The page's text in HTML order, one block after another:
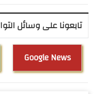
تابعونا على وسائل
Google News